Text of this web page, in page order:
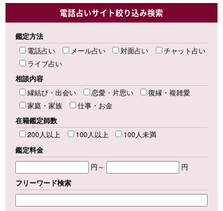
電話占いサイト絞り込み検索
鑑定方法
電話占い
メール占い 対面占い
チャット占い
ライブ占い
相談内容
縁結び・出会い
恋愛・片思い
復縁・複雑愛
家庭・家族
仕事・お金
在籍鑑定師数
200人以上
100人以上
100人未満
鑑定料金
円～
円
フリーワード検索